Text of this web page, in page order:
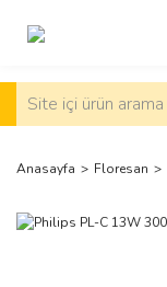
Anasayfa Floresan